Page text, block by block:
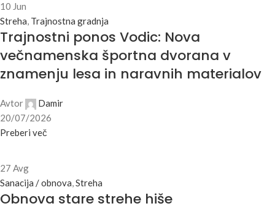
10 Jun
Streha, Trajnostna gradnja
Trajnostni ponos Vodic: Nova
večnamenska športna dvorana v
znamenju lesa in naravnih materialov
Avtor
Damir
20/07/2026
Preberi več
27 Avg
Sanacija / obnova,Streha
Obnova stare strehe hiše